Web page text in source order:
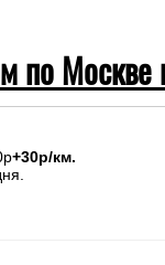
по
+30р/км.